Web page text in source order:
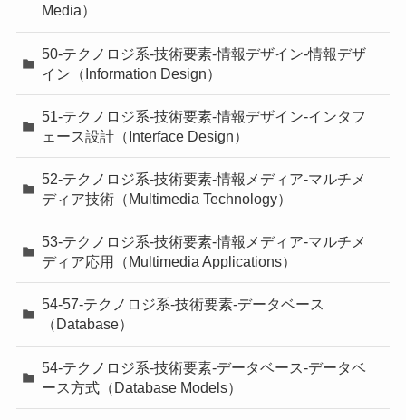
Media）
50-テクノロジ系-技術要素-情報デザイン-情報デザ
イン（Information Design）
51-テクノロジ系-技術要素-情報デザイン-インタフ
ェース設計（Interface Design）
52-テクノロジ系-技術要素-情報メディア-マルチメ
ディア技術（Multimedia Technology）
53-テクノロジ系-技術要素-情報メディア-マルチメ
ディア応用（Multimedia Applications）
54-57-テクノロジ系-技術要素-データベース
（Database）
54-テクノロジ系-技術要素-データベース-データベ
ース方式（Database Models）